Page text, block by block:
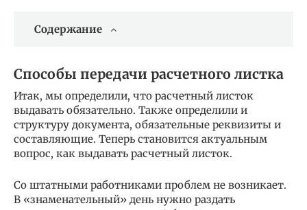
Содержание
Способы передачи расчетного листка
Итак, мы определили, что расчетный листок
выдавать обязательно. Также определили и
структуру документа, обязательные реквизиты и
составляющие. Теперь становится актуальным
вопрос, как выдавать расчетный листок.
Со штатными работниками проблем не возникает.
В «знаменательный» день нужно раздать